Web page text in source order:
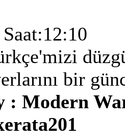
bir
: Modern